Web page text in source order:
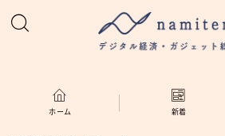
ホームホーム 新着